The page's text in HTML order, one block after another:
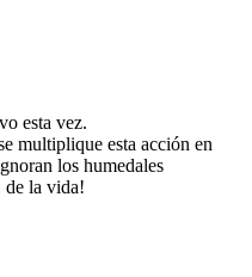
esta vez.
multiplique esta acción en
los humedales
de la vida!